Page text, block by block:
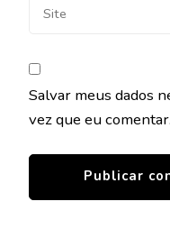
Salvar meus dados
vez que eu comentar.